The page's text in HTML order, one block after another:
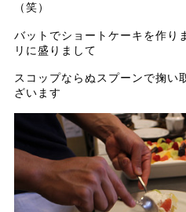
（笑）
バットでショートケーキを作り
リに盛りまして
スコップならぬスプーンで掬い
ざいます